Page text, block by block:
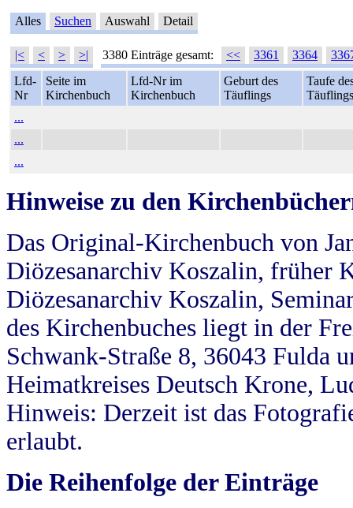
Alles Suchen Auswahl Detail
|< < > >| 3380 Einträge gesamt: << 3361 3364
Lfd-
Nr
Seite im
Kirchenbuch
Lfd-Nr im
Kirchenbuch
Geburt des
Täuflings
Taufe
Täuflings
...
...
...
Hinweise zu den
Das Original-Kirchenbuch von
Diözesanarchiv Koszalin, früher
Diözesanarchiv Koszalin,
des Kirchenbuches liegt in der
Schwank-Straße 8, 36043 Fulda
Heimatkreises Deutsch Krone,
Hinweis: Derzeit ist das
erlaubt.
Die Reihenfolge der Einträge